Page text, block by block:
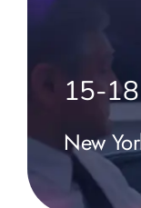
15-
New